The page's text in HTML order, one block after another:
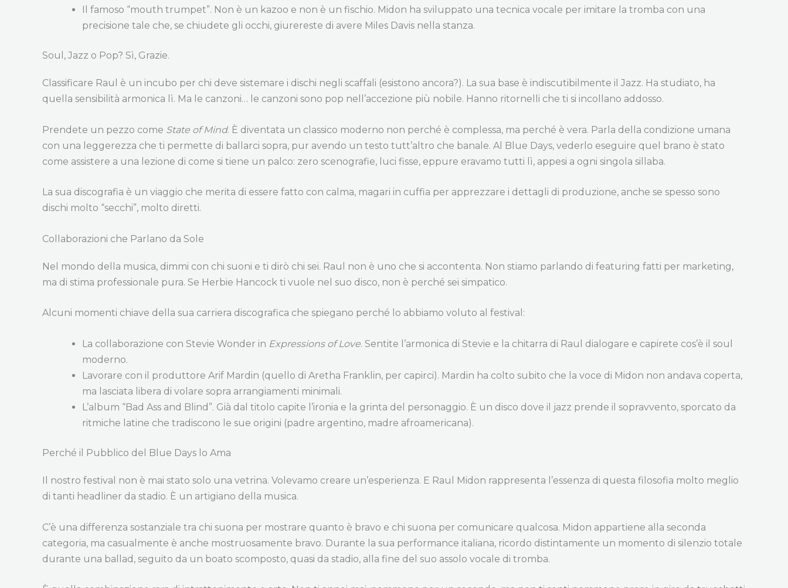
Il famoso “mouth trumpet”. Non è un kazoo e non è un fischio. Midon ha sviluppato una tecnica vocale per imitare la tromba con una
precisione tale che, se chiudete gli occhi, giurereste di avere Miles Davis nella stanza.
Soul, Jazz o Pop? Sì, Grazie.
Classificare Raul è un incubo per chi deve sistemare i dischi negli scaffali (esistono ancora?). La sua base è indiscutibilmente il Jazz. Ha studiato, ha
quella sensibilità armonica lì. Ma le canzoni… le canzoni sono pop nell’accezione più nobile. Hanno ritornelli che ti si incollano addosso.
Prendete un pezzo come State of Mind. È diventata un classico moderno non perché è complessa, ma perché è vera. Parla della condizione umana
con una leggerezza che ti permette di ballarci sopra, pur avendo un testo tutt’altro che banale. Al Blue Days, vederlo eseguire quel brano è stato
come assistere a una lezione di come si tiene un palco: zero scenografie, luci fisse, eppure eravamo tutti lì, appesi a ogni singola sillaba.
La sua discografia è un viaggio che merita di essere fatto con calma, magari in cuffia per apprezzare i dettagli di produzione, anche se spesso sono
dischi molto “secchi”, molto diretti.
Collaborazioni che Parlano da Sole
Nel mondo della musica, dimmi con chi suoni e ti dirò chi sei. Raul non è uno che si accontenta. Non stiamo parlando di featuring fatti per marketing,
ma di stima professionale pura. Se Herbie Hancock ti vuole nel suo disco, non è perché sei simpatico.
Alcuni momenti chiave della sua carriera discografica che spiegano perché lo abbiamo voluto al festival:
La collaborazione con Stevie Wonder in Expressions of Love. Sentite l’armonica di Stevie e la chitarra di Raul dialogare e capirete cos’è il soul
moderno.
Lavorare con il produttore Arif Mardin (quello di Aretha Franklin, per capirci). Mardin ha colto subito che la voce di Midon non andava coperta,
ma lasciata libera di volare sopra arrangiamenti minimali.
L’album “Bad Ass and Blind”. Già dal titolo capite l’ironia e la grinta del personaggio. È un disco dove il jazz prende il sopravvento, sporcato da
ritmiche latine che tradiscono le sue origini (padre argentino, madre afroamericana).
Perché il Pubblico del Blue Days lo Ama
Il nostro festival non è mai stato solo una vetrina. Volevamo creare un’esperienza. E Raul Midon rappresenta l’essenza di questa filosofia molto meglio
di tanti headliner da stadio. È un artigiano della musica.
C’è una differenza sostanziale tra chi suona per mostrare quanto è bravo e chi suona per comunicare qualcosa. Midon appartiene alla seconda
categoria, ma casualmente è anche mostruosamente bravo. Durante la sua performance italiana, ricordo distintamente un momento di silenzio totale
durante una ballad, seguito da un boato scomposto, quasi da stadio, alla fine del suo assolo vocale di tromba.